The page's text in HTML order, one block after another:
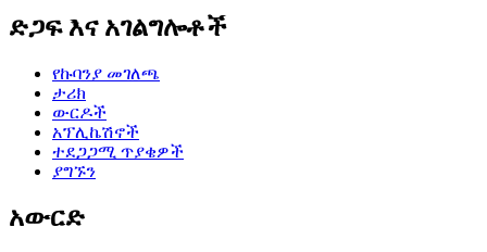
ድጋፍ እና አገልግሎቶች
የኩባንያ መገለጫ
ታሪክ
ውርዶች
አፕሊኬሽኖች
ተደጋጋሚ ጥያቄዎች
ያግኙን
አውርድ